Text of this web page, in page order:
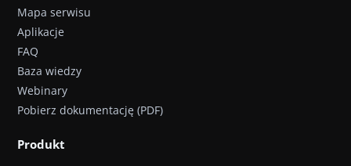
Mapa serwisu
Aplikacje
FAQ
Baza wiedzy
Webinary
Pobierz dokumentację (PDF)
Produkt